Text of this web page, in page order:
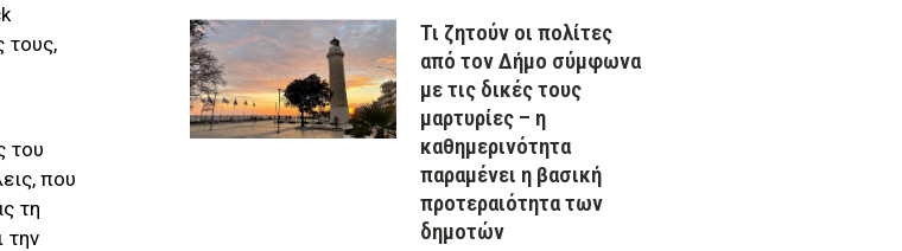
τους,
του
που
τη
την
Τι ζητούν οι πολίτες
από τον Δήμο σύμφωνα
με τις δικές τους
μαρτυρίες – η
καθημερινότητα
παραμένει η βασική
προτεραιότητα των
δημοτών